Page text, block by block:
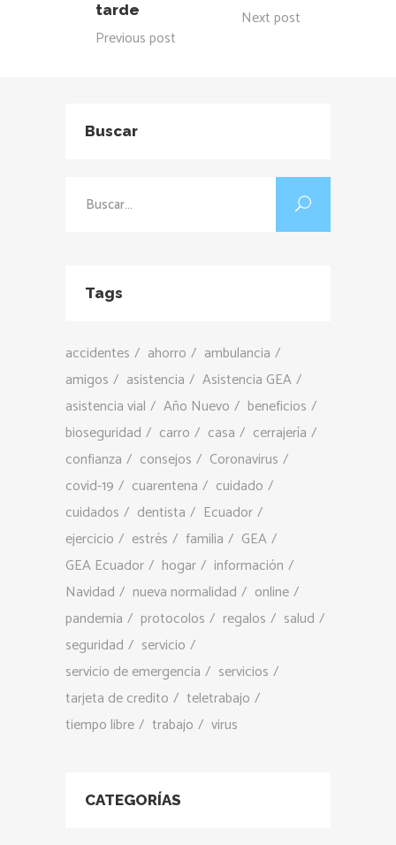
tarde
Previous post
Next post
Buscar
Tags
accidentes ahorro
ambulancia
amigos
asistencia
Asistencia GEA
asistencia vial
Año Nuevo
beneficios
bioseguridad
carro casa
cerrajería
confianza
consejos
Coronavirus
covid-19
cuarentena
cuidado
cuidados
dentista
Ecuador
ejercicio
estrés familia
GEA
GEA Ecuador
hogar
información
Navidad
nueva normalidad
online
pandemia
protocolos regalos
salud
seguridad
servicio
servicio de emergencia
servicios
tarjeta de credito
teletrabajo
tiempo libre
trabajo virus
CATEGORÍAS